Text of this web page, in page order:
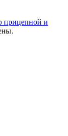
прицепной и